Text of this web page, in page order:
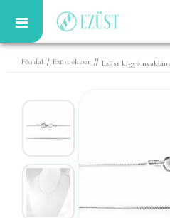
Főoldal / Ezüst ékszer // Ezüst kígyó